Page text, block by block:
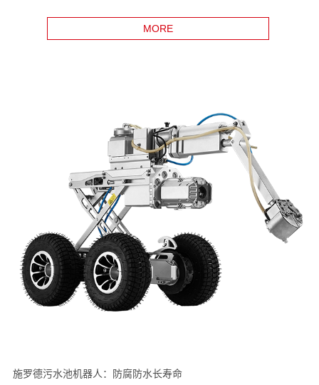
MORE
施罗德污水池机器人：防腐防水长寿命